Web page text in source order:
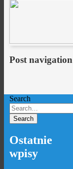
Post navigation
Search
Ostatnie
wpisy